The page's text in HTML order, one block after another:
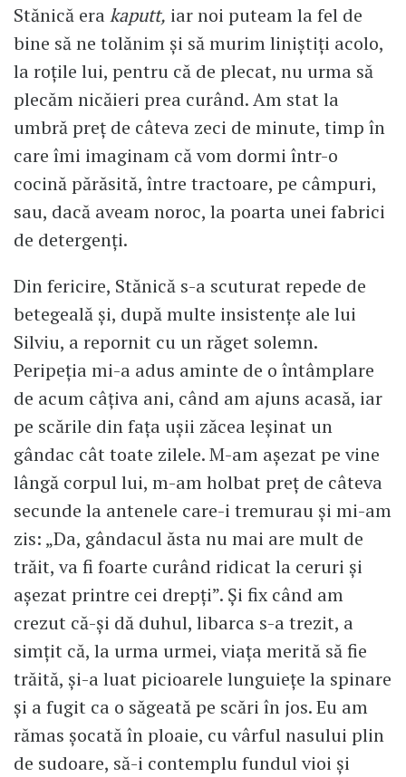
Stănică erakaputt, iar noi puteam la fel de
bine să ne tolănim și să murim liniștiți acolo,
la roțile lui, pentru că de plecat, nu urma să
plecăm nicăieri prea curând. Am stat la
umbră preț de câteva zeci de minute, timp în
care îmi imaginam că vom dormi într-o
cocină părăsită, între tractoare, pe câmpuri,
sau, dacă aveam noroc, la poarta unei fabrici
de detergenți.
Din fericire, Stănică s-a scuturat repede de
betegeală și, după multe insistențe ale lui
Silviu, a repornit cu un răget solemn.
Peripeția mi-a adus aminte de o întâmplare
de acum câțiva ani, când am ajuns acasă, iar
pe scările din fața ușii zăcea leșinat un
gândac cât toate zilele. M-am așezat pe vine
lângă corpul lui, m-am holbat preț de câteva
secunde la antenele care-i tremurau şi mi-am
zis: „Da, gândacul ăsta nu mai are mult de
trăit, va fi foarte curând ridicat la ceruri și
așezat printre cei drepți”. Și fix când am
crezut că-și dă duhul, libarca s-a trezit, a
simţit că, la urma urmei, viaţa merită să fie
trăită, și-a luat picioarele lunguiețe la spinare
şi a fugit ca o săgeată pe scări în jos. Eu am
rămas șocată în ploaie, cu vârful nasului plin
de sudoare, să-i contemplu fundul vioi și